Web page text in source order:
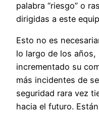
palabra “riesgo” o
dirigidas a este
Esto no es
lo largo de los
incrementado su
más incidentes de
seguridad rara vez
hacia el futuro.